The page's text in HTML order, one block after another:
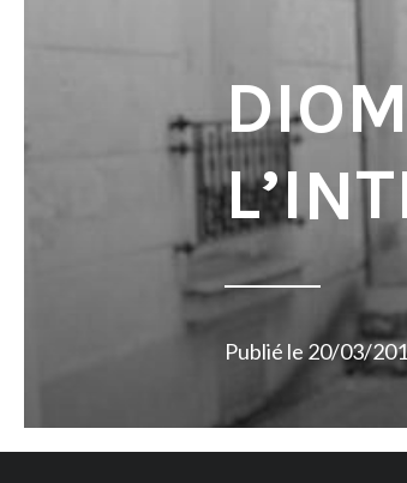
Publié le20/03/